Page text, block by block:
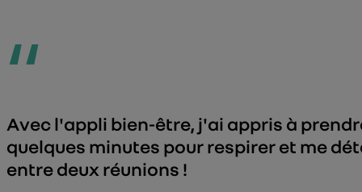
“
Avec l'appli bien-être, j'ai appris à
quelques minutes pour respirer et me
entre deux réunions !